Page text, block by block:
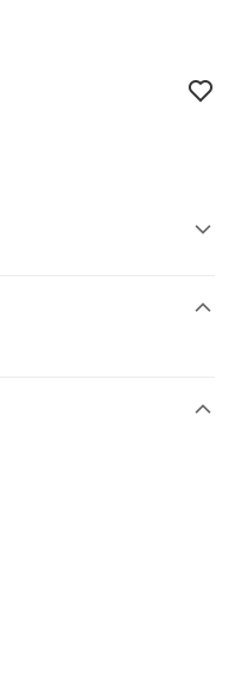
的支付方式。 讓您購物簡單